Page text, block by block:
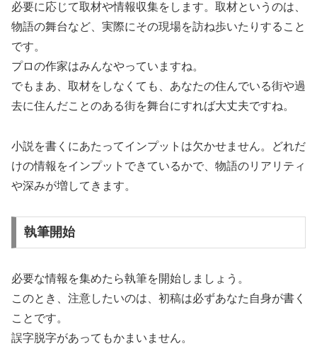
必要に応じて取材や情報収集をします。取材というのは、
物語の舞台など、実際にその現場を訪ね歩いたりすること
です。
プロの作家はみんなやっていますね。
でもまあ、取材をしなくても、あなたの住んでいる街や過
去に住んだことのある街を舞台にすれば大丈夫ですね。
小説を書くにあたってインプットは欠かせません。どれだ
けの情報をインプットできているかで、物語のリアリティ
や深みが増してきます。
執筆開始
必要な情報を集めたら執筆を開始しましょう。
このとき、注意したいのは、初稿は必ずあなた自身が書く
ことです。
誤字脱字があってもかまいません。